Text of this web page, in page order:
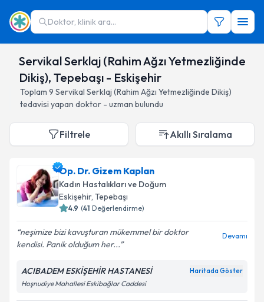
Doktor, klinik ara...
Servikal Serklaj (Rahim Ağzı Yetmezliğinde
Dikiş), Tepebaşı - Eskişehir
Toplam 9 Servikal Serklaj (Rahim Ağzı Yetmezliğinde Dikiş)
tedavisi yapan doktor - uzman bulundu
Filtrele Akıllı Sıralama
Op. Dr. Gizem Kaplan
Kadın Hastalıkları ve Doğum
Eskişehir, Tepebaşı
4.9 (41 Değerlendirme)
neşimize bizi kavuşturan mükemmel bir doktor
kendisi. Panik olduğum her...
Devamı
ACIBADEM ESKİŞEHİR HASTANESİ Haritada Göster
Hoşnudiye Mahallesi Eskibağlar Caddesi